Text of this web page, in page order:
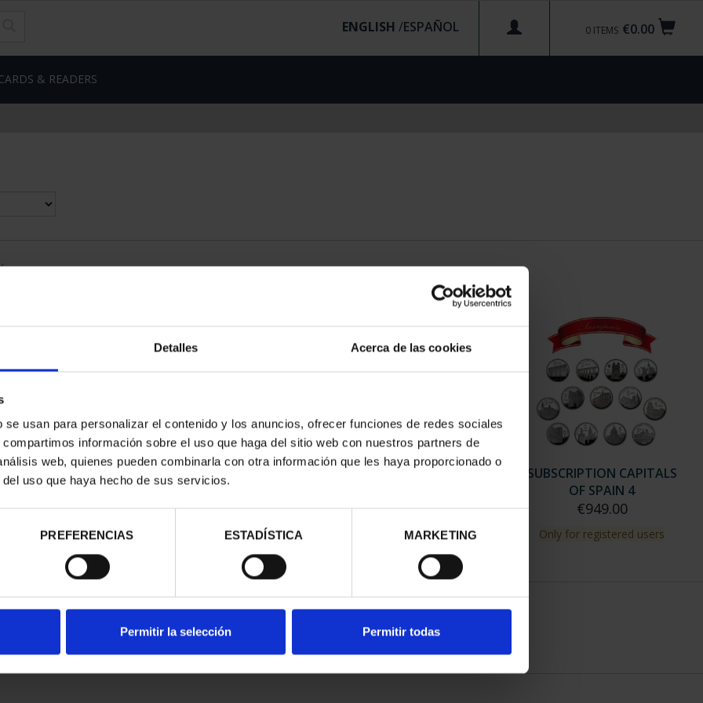
Detalles Acerca de las cookies
usan para personalizar el contenido y los anuncios, ofrecer funciones de redes sociales
información sobre el uso que haga del sitio web con nuestros partners de
web, quienes pueden combinarla con otra información que les haya proporcionado o
uso que haya hecho de sus servicios.
PREFERENCIAS ESTADÍSTICA MARKETING
Permitir la selección Permitir todas
€0.00
0 ITEMS
ENGLISH /
& READERS
CAPITALS
1
users
SUBSCRIPTION CAPITALS
OF SPAIN 2
€949.00
Only for registered users
SUBSCRIPTION CAPITALS
€949.00
Only for registered users
SUBSCRIPTION CAPITALS
OF SPAIN 4
€949.00
Only for registered users